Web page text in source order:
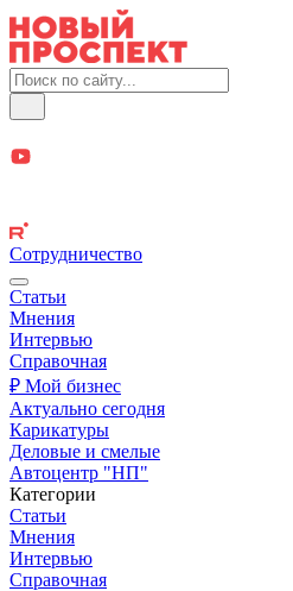
Сотрудничество
Статьи
Мнения
Интервью
Справочная
₽ Мой бизнес
Актуально сегодня
Карикатуры
Деловые и смелые
Автоцентр "НП"
Категории
Статьи
Мнения
Интервью
Справочная